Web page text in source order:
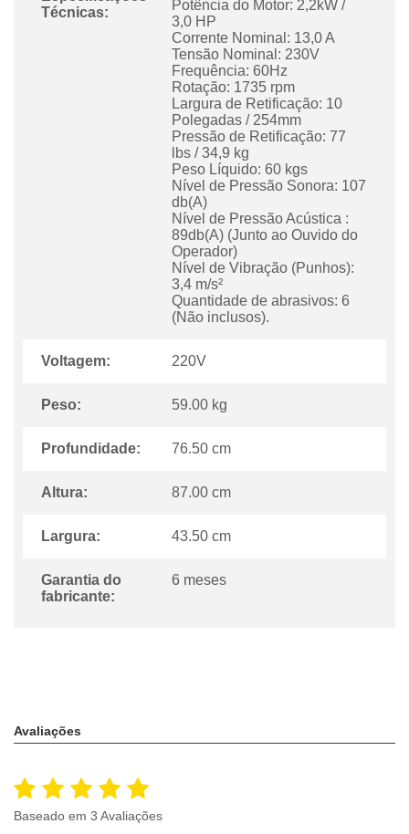
Técnicas:
Potência do Motor: 2,2kW /
3,0 HP
Corrente Nominal: 13,0 A
Tensão Nominal: 230V
Frequência: 60Hz
Rotação: 1735 rpm
Largura de Retificação: 10
Polegadas / 254mm
Pressão de Retificação: 77
lbs / 34,9 kg
Peso Líquido: 60 kgs
Nível de Pressão Sonora: 107
db(A)
Nível de Pressão Acústica :
89db(A) (Junto ao Ouvido do
Operador)
Nível de Vibração (Punhos):
3,4 m/s²
Quantidade de abrasivos: 6
(Não inclusos).
Voltagem: 220V
Peso: 59.00 kg
Profundidade: 76.50 cm
Altura: 87.00 cm
Largura: 43.50 cm
Garantia do
fabricante:
6 meses
Avaliações
Baseado em 3 Avaliações